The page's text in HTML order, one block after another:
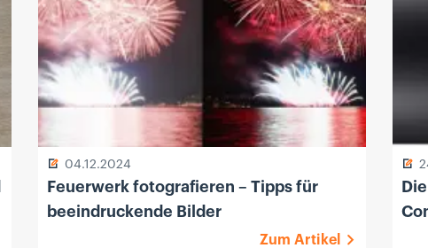
04.12.2024
Feuerwerk fotografieren – Tipps für
beeindruckende Bilder
Zum Artikel